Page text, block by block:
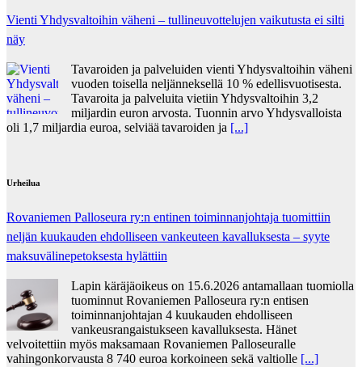
Vienti Yhdysvaltoihin väheni – tullineuvottelujen vaikutusta ei silti
näy
Tavaroiden ja palveluiden vienti Yhdysvaltoihin väheni
vuoden toisella neljänneksellä 10 % edellisvuotisesta.
Tavaroita ja palveluita vietiin Yhdysvaltoihin 3,2
miljardin euron arvosta. Tuonnin arvo Yhdysvalloista
oli 1,7 miljardia euroa, selviää tavaroiden ja [...]
Urheilua
Rovaniemen Palloseura ry:n entinen toiminnanjohtaja tuo­mit­tiin
neljän kuu­kau­den eh­dol­li­seen van­keu­teen ka­val­luk­ses­ta – syyte
mak­su­vä­li­ne­pe­tok­ses­ta hy­lät­tiin
Lapin käräjäoikeus on 15.6.2026 antamallaan tuomiolla
tuominnut Rovaniemen Palloseura ry:n entisen
toiminnanjohtajan 4 kuukauden ehdolliseen
vankeusrangaistukseen kavalluksesta. Hänet
velvoitettiin myös maksamaan Rovaniemen Palloseuralle
vahingonkorvausta 8 740 euroa korkoineen sekä valtiolle [...]